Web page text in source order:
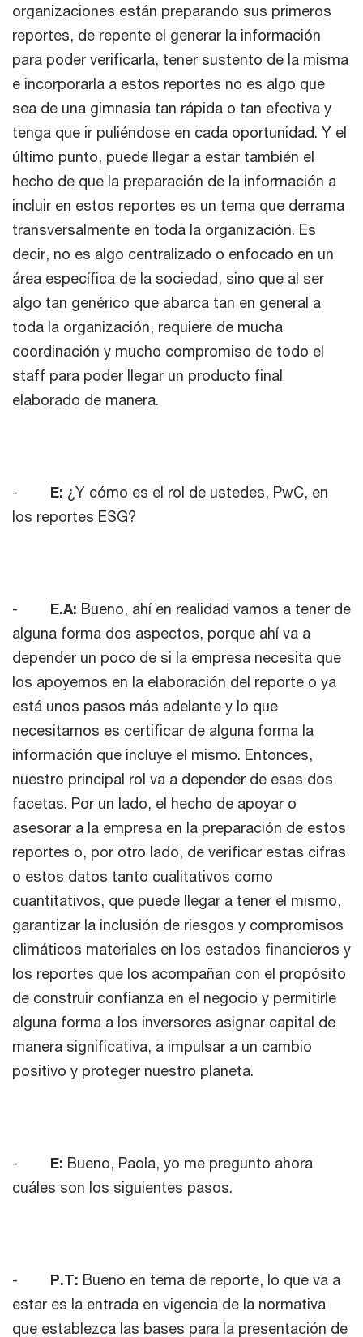
organizaciones están preparando sus primeros
reportes, de repente el generar la información
para poder verificarla, tener sustento de la misma
e incorporarla a estos reportes no es algo que
sea de una gimnasia tan rápida o tan efectiva y
tenga que ir puliéndose en cada oportunidad. Y el
último punto, puede llegar a estar también el
hecho de que la preparación de la información a
incluir en estos reportes es un tema que derrama
transversalmente en toda la organización. Es
decir, no es algo centralizado o enfocado en un
área específica de la sociedad, sino que al ser
algo tan genérico que abarca tan en general a
toda la organización, requiere de mucha
coordinación y mucho compromiso de todo el
staff para poder llegar un producto final
elaborado de manera.
- E: ¿Y cómo es el rol de ustedes, PwC, en
los reportes ESG?
- E.A: Bueno, ahí en realidad vamos a tener de
alguna forma dos aspectos, porque ahí va a
depender un poco de si la empresa necesita que
los apoyemos en la elaboración del reporte o ya
está unos pasos más adelante y lo que
necesitamos es certificar de alguna forma la
información que incluye el mismo. Entonces,
nuestro principal rol va a depender de esas dos
facetas. Por un lado, el hecho de apoyar o
asesorar a la empresa en la preparación de estos
reportes o, por otro lado, de verificar estas cifras
o estos datos tanto cualitativos como
cuantitativos, que puede llegar a tener el mismo,
garantizar la inclusión de riesgos y compromisos
climáticos materiales en los estados financieros y
los reportes que los acompañan con el propósito
de construir confianza en el negocio y permitirle
alguna forma a los inversores asignar capital de
manera significativa, a impulsar a un cambio
positivo y proteger nuestro planeta.
- E: Bueno, Paola, yo me pregunto ahora
cuáles son los siguientes pasos.
- P.T: Bueno en tema de reporte, lo que va a
estar es la entrada en vigencia de la normativa
que establezca las bases para la presentación de